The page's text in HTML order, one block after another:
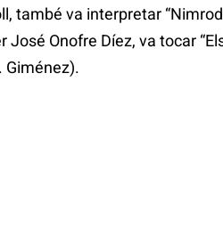
també va interpretar
Onofre Díez, va tocar
Giménez).